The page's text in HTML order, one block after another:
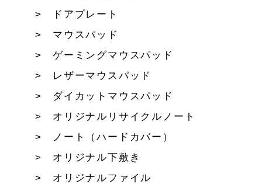
ドアプレート
マウスパッド
ゲーミングマウスパッド
レザーマウスパッド
ダイカットマウスパッド
オリジナルリサイクルノート
ノート（ハードカバー）
オリジナル下敷き
オリジナルファイル